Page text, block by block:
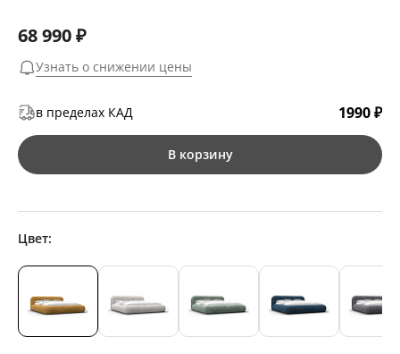
68 990 ₽
Узнать о снижении цены
в пределах КАД 1990 ₽
В корзину
Цвет: